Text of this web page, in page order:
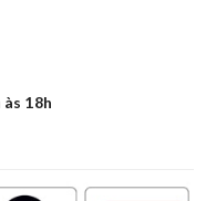
às 18h